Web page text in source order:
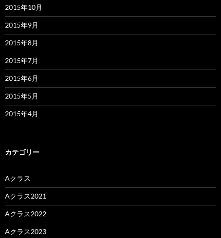
2015年10月
2015年9月
2015年8月
2015年7月
2015年6月
2015年5月
2015年4月
カテゴリー
Aクラス
Aクラス2021
Aクラス2022
Aクラス2023